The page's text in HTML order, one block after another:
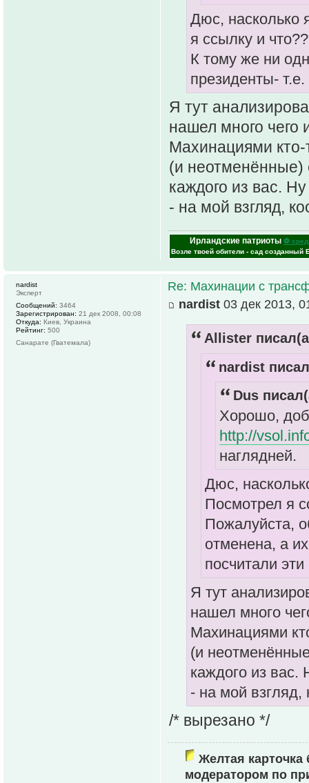
Дюс, насколько
я ссылку и
К тому же ни
президенты-
Я тут
нашел много чего
Махинациями
(и неотменённые)
каждого из вас.
- на мой взгляд,
Ирландские патриоты ⚽
Возле твоей обители - сад созданный
Re: Махинации с
nardist 03 дек 2013,
Allister
nardist
Dus
Хорошо,
http://
наглядней.
Дюс,
Посмотрел я
Пожалуйста,
отменена, а
посчитали
Я тут
нашел много
Махинациями
(и
каждого из вас.
- на мой взгляд,
/* вырезано */
Желтая карточка
модератором по
nardist
Эксперт
Сообщений: 3464
Зарегистрирован: 21 дек 2008, 00:08
Откуда: Киев, Украина
Рейтинг: 500
Санарате (Гватемала)